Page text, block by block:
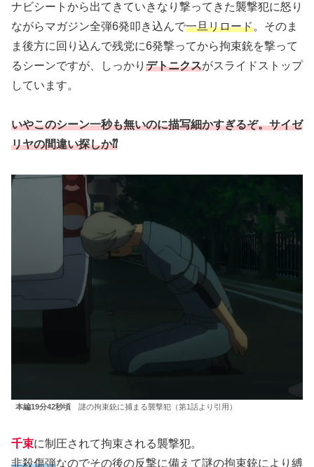
ナビシートから出てきていきなり撃ってきた襲撃犯に怒り
ながらマガジン全弾6発叩き込んで一旦リロード。そのま
ま後方に回り込んで残党に6発撃ってから拘束銃を撃って
るシーンですが、しっかり デトニクスがスライドストップ
しています。
いやこのシーン一秒も無いのに描写細かすぎるぞ。サイゼ
リヤの間違い探しか⁇
本編19分42秒頃 謎の拘束銃に捕まる襲撃犯（第1話より引用）
千束に制圧されて拘束される襲撃犯。
非殺傷弾なのでその後の反撃に備えて謎の拘束銃により縛